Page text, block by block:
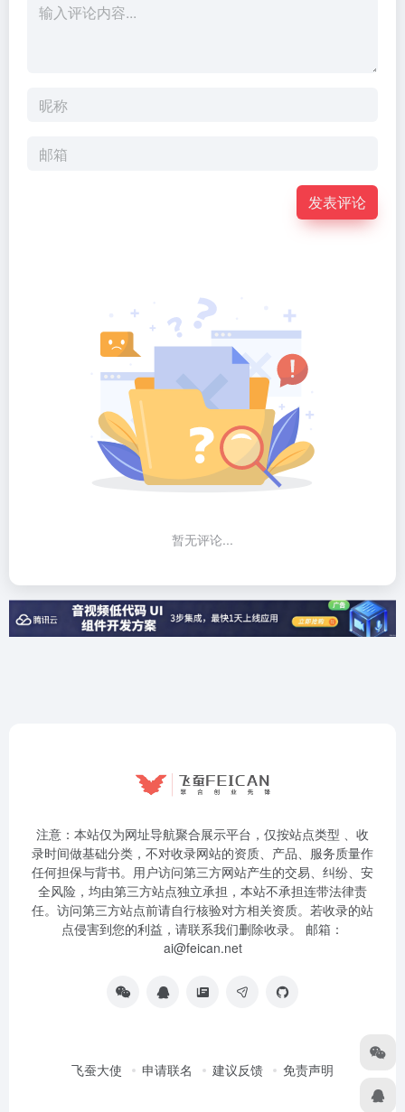
发表评论
暂无评论...
注意：本站仅为网址导航聚合展示平台，仅按站点类型 、收
录时间做基础分类，不对收录网站的资质、产品、服务质量作
任何担保与背书。用户访问第三方网站产生的交易、纠纷、安
全风险，均由第三方站点独立承担，本站不承担连带法律责
任。访问第三方站点前请自行核验对方相关资质。若收录的站
点侵害到您的利益，请联系我们删除收录。 邮箱：
ai@feican.net
飞蚕大使 申请联名 建议反馈 免责声明